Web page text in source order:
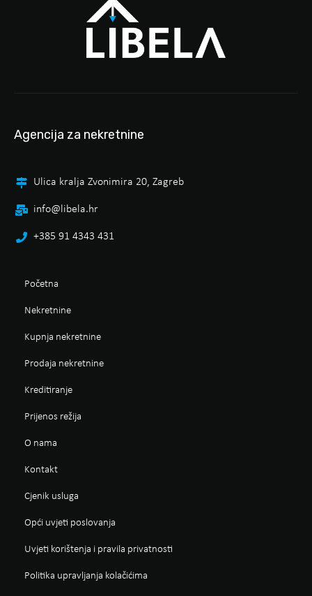
Agencija za nekretnine
Ulica kralja Zvonimira 20, Zagreb
info@libela.hr
+385 91 4343 431
Početna
Nekretnine
Kupnja nekretnine
Prodaja nekretnine
Kreditiranje
Prijenos režija
O nama
Kontakt
Cjenik usluga
Opći uvjeti poslovanja
Uvjeti korištenja i pravila privatnosti
Politika upravljanja kolačićima